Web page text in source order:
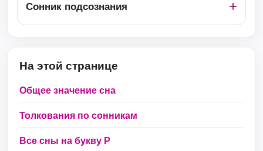
Сонник подсознания
На этой странице
Общее значение сна
Толкования по сонникам
Все сны на букву Р